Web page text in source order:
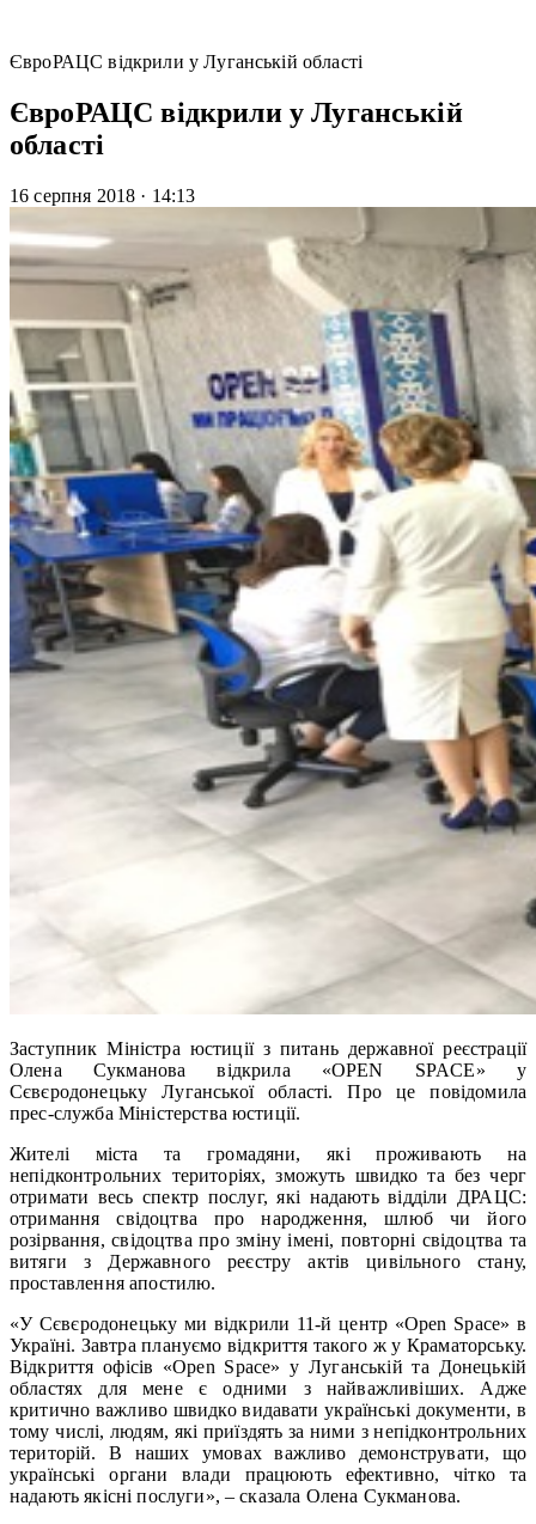
ЄвроРАЦС відкрили у Луганській області
ЄвроРАЦС відкрили у Луганській
області
16 серпня 2018 · 14:13
Заступник Міністра юстиції з питань державної реєстрації
Олена Сукманова відкрила «OPEN SPACE» у
Сєвєродонецьку Луганської області. Про це повідомила
прес-служба Міністерства юстиції.
Жителі міста та громадяни, які проживають на
непідконтрольних територіях, зможуть швидко та без черг
отримати весь спектр послуг, які надають відділи ДРАЦС:
отримання свідоцтва про народження, шлюб чи його
розірвання, свідоцтва про зміну імені, повторні свідоцтва та
витяги з Державного реєстру актів цивільного стану,
проставлення апостилю.
«У Сєвєродонецьку ми відкрили 11-й центр «Open Space» в
Україні. Завтра плануємо відкриття такого ж у Краматорську.
Відкриття офісів «Open Space» у Луганській та Донецькій
областях для мене є одними з найважливіших. Адже
критично важливо швидко видавати українські документи, в
тому числі, людям, які приїздять за ними з непідконтрольних
територій. В наших умовах важливо демонструвати, що
українські органи влади працюють ефективно, чітко та
надають якісні послуги», – сказала Олена Сукманова.